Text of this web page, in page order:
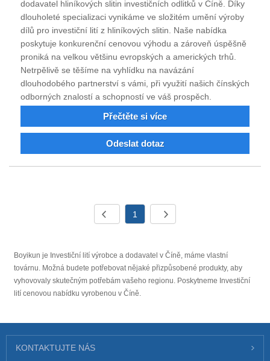
dodavatel hliníkových slitin investičních odlitků v Číně. Díky
dlouholeté specializaci vynikáme ve složitém umění výroby
dílů pro investiční lití z hliníkových slitin. Naše nabídka
poskytuje konkurenční cenovou výhodu a zároveň úspěšně
proniká na velkou většinu evropských a amerických trhů.
Netrpělivě se těšíme na vyhlídku na navázání
dlouhodobého partnerství s vámi, při využití našich čínských
odborných znalostí a schopností ve váš prospěch.
Přečtěte si více
Odeslat dotaz
1
Boyikun je Investiční lití výrobce a dodavatel v Číně, máme vlastní
továrnu. Možná budete potřebovat nějaké přizpůsobené produkty, aby
vyhovovaly skutečným potřebám vašeho regionu. Poskytneme Investiční
lití cenovou nabídku vyrobenou v Číně.
KONTAKTUJTE NÁS